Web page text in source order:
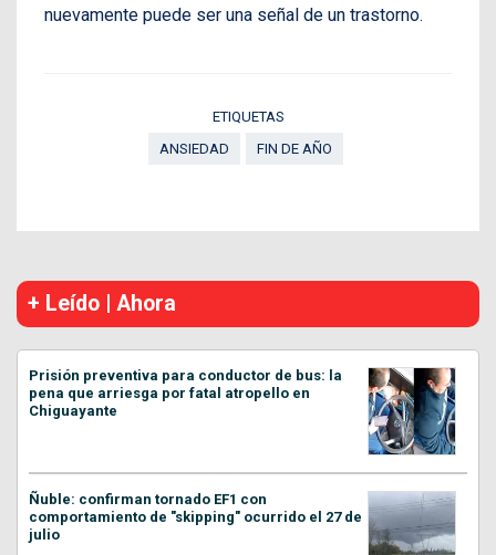
nuevamente puede ser una señal de un trastorno.
ETIQUETAS
ANSIEDAD
FIN DE AÑO
+ Leído | Ahora
Prisión preventiva para conductor de bus: la
pena que arriesga por fatal atropello en
Chiguayante
Ñuble: confirman tornado EF1 con
comportamiento de "skipping" ocurrido el 27 de
julio